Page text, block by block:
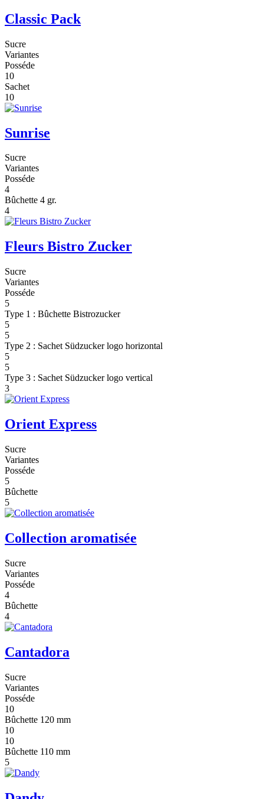
Classic Pack
Sucre
Variantes
Posséde
10
Sachet
10
Sunrise
Sucre
Variantes
Posséde
4
Bûchette 4 gr.
4
Fleurs Bistro Zucker
Sucre
Variantes
Posséde
5
Type 1 : Bûchette Bistrozucker
5
5
Type 2 : Sachet Südzucker logo horizontal
5
5
Type 3 : Sachet Südzucker logo vertical
3
Orient Express
Sucre
Variantes
Posséde
5
Bûchette
5
Collection aromatisée
Sucre
Variantes
Posséde
4
Bûchette
4
Cantadora
Sucre
Variantes
Posséde
10
Bûchette 120 mm
10
10
Bûchette 110 mm
5